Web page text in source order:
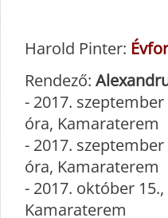
Harold Pinter:
Rendező:
- 2017.
óra, Kamaraterem
- 2017.
óra, Kamaraterem
- 2017. október
Kamaraterem